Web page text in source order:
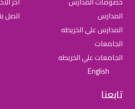
المدارس
المدارس علي الخريطه
الجامعات
الجامعات علي الخريطه
English
اتصل
تابعنا